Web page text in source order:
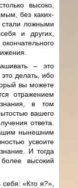
высоко,
без каких-
ложными
и других,
– это
делать, ибо
вы можете
отражением
в том
вашего
ответа.
нынешним
усвоите
И тогда
высокий
«Кто я?»,